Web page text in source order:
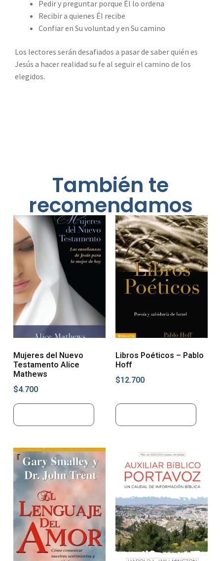
Pedir y preguntar porque Él lo ordena
Recibir a quienes Él recibe
Confiar en Su voluntad y en Su camino
Los lectores serán desafiados a pasar de saber quién es
Jesús a hacer realidad su fe al seguir el camino de los
elegidos.
También te
recomendamos
Mujeres del Nuevo
Testamento Alice
Mathews
$4.700
Libros Poéticos – Pablo
Hoff
$12.700